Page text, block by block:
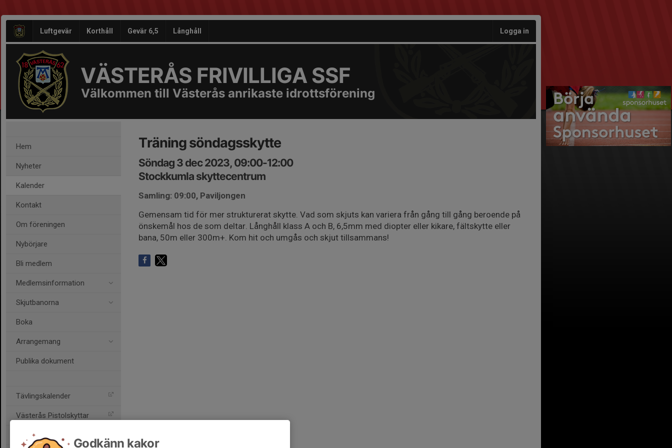
Luftgevär Korthåll Gevär 6,5 Långhåll Logga in
VÄSTERÅS FRIVILLIGA SSF
Välkommen till Västerås anrikaste idrottsförening
Hem
Nyheter
Kalender
Kontakt
Om föreningen
Nybörjare
Bli medlem
Medlemsinformation
Skjutbanorna
Boka
Arrangemang
Publika dokument
Tävlingskalender
Västerås Pistolskyttar
Skultuna Skytteförening
Träning söndagsskytte
Söndag 3 dec 2023, 09:00-12:00
Stockkumla skyttecentrum
Samling: 09:00, Paviljongen
Gemensam tid för mer strukturerat skytte. Vad som skjuts kan variera från gång till gång beroende på
önskemål hos de som deltar. Långhåll klass A och B, 6,5mm med diopter eller kikare, fältskytte eller
bana, 50m eller 300m+. Kom hit och umgås och skjut tillsammans!
Godkänn kakor